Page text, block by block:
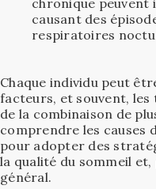
chronique peuvent
causant des
respiratoires
Chaque individu peut
facteurs, et souvent,
de la combinaison de
comprendre les causes
pour adopter des
la qualité du sommeil
général.